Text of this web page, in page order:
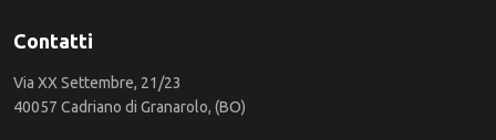
Contatti
Via XX Settembre, 21/23
40057 Cadriano di Granarolo, (BO)